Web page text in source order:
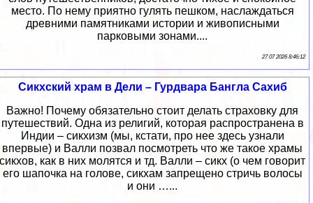
место. По нему приятно гулять пешком, наслаждаться
древними памятниками истории и живописными
парковыми зонами....
27 07 2026 8:46:12
Сикхский храм в Дели – Гурдвара Бангла Сахиб
Важно! Почему обязательно стоит делать страховку для
путешествий. Одна из религий, которая распространена в
Индии – сикхизм (мы, кстати, про нее здесь узнали
впервые) и Валли позвал посмотреть что же такое храмы
сикхов, как в них молятся и тд. Валли – сикх (о чем говорит
его шапочка на голове, сикхам запрещено стричь волосы
и они …...